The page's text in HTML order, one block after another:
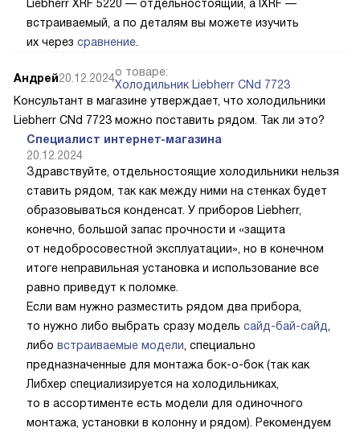
Liebherr XRF 5220 — отдельностоящий, а IXRF —
встраиваемый, а по деталям вы можете изучить
их через сравнение.
Андрей20.12.2024о товаре:
Холодильник Liebherr CNd 7723
Консультант в магазине утверждает, что холодильники
Liebherr CNd 7723 можно поставить рядом. Так ли это?
Специалист интернет-магазина
20.12.2024
Здравствуйте, отдельностоящие холодильники нельзя
ставить рядом, так как между ними на стенках будет
образовываться конденсат. У приборов Liebherr,
конечно, большой запас прочности и «защита
от недобросовестной эксплуатации», но в конечном
итоге неправильная установка и использование все
равно приведут к поломке.
Если вам нужно разместить рядом два прибора,
то нужно либо выбрать сразу модель сайд-бай-сайд,
либо встраиваемые модели, специально
предназначенные для монтажа бок-о-бок (так как
Либхер специализируется на холодильниках,
то в ассортименте есть модели для одиночного
монтажа, установки в колонну и рядом). Рекомендуем